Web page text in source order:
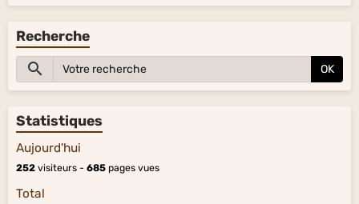
Recherche
OK
Statistiques
Aujourd'hui
252 visiteurs - 685 pages vues
Total